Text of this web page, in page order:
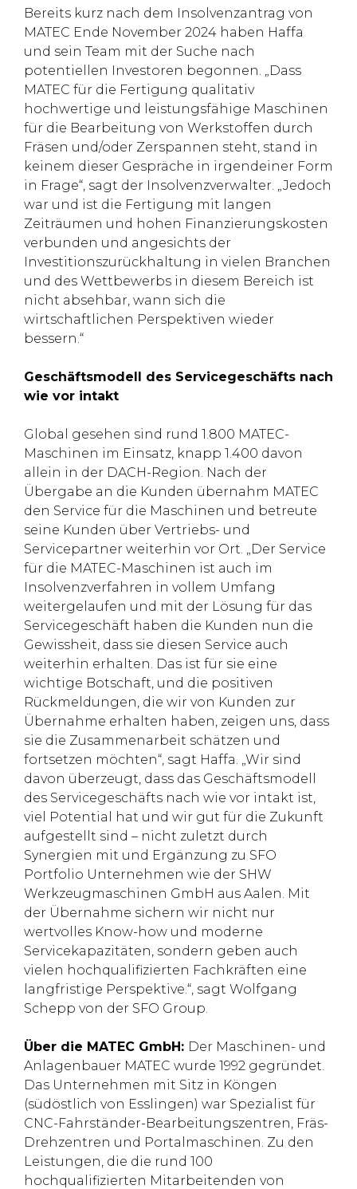
Bereits kurz nach dem Insolvenzantrag von
MATEC Ende November 2024 haben Haffa
und sein Team mit der Suche nach
potentiellen Investoren begonnen. „Dass
MATEC für die Fertigung qualitativ
hochwertige und leistungsfähige Maschinen
für die Bearbeitung von Werkstoffen durch
Fräsen und/oder Zerspannen steht, stand in
keinem dieser Gespräche in irgendeiner Form
in Frage“, sagt der Insolvenzverwalter. „Jedoch
war und ist die Fertigung mit langen
Zeiträumen und hohen Finanzierungskosten
verbunden und angesichts der
Investitionszurückhaltung in vielen Branchen
und des Wettbewerbs in diesem Bereich ist
nicht absehbar, wann sich die
wirtschaftlichen Perspektiven wieder
bessern.“
Geschäftsmodell des Servicegeschäfts nach
wie vor intakt
Global gesehen sind rund 1.800 MATEC-
Maschinen im Einsatz, knapp 1.400 davon
allein in der DACH-Region. Nach der
Übergabe an die Kunden übernahm MATEC
den Service für die Maschinen und betreute
seine Kunden über Vertriebs- und
Servicepartner weiterhin vor Ort. „Der Service
für die MATEC-Maschinen ist auch im
Insolvenzverfahren in vollem Umfang
weitergelaufen und mit der Lösung für das
Servicegeschäft haben die Kunden nun die
Gewissheit, dass sie diesen Service auch
weiterhin erhalten. Das ist für sie eine
wichtige Botschaft, und die positiven
Rückmeldungen, die wir von Kunden zur
Übernahme erhalten haben, zeigen uns, dass
sie die Zusammenarbeit schätzen und
fortsetzen möchten“, sagt Haffa. „Wir sind
davon überzeugt, dass das Geschäftsmodell
des Servicegeschäfts nach wie vor intakt ist,
viel Potential hat und wir gut für die Zukunft
aufgestellt sind – nicht zuletzt durch
Synergien mit und Ergänzung zu SFO
Portfolio Unternehmen wie der SHW
Werkzeugmaschinen GmbH aus Aalen. Mit
der Übernahme sichern wir nicht nur
wertvolles Know-how und moderne
Servicekapazitäten, sondern geben auch
vielen hochqualifizierten Fachkräften eine
langfristige Perspektive.“, sagt Wolfgang
Schepp von der SFO Group.
Über die MATEC GmbH: Der Maschinen- und
Anlagenbauer MATEC wurde 1992 gegründet.
Das Unternehmen mit Sitz in Köngen
(südöstlich von Esslingen) war Spezialist für
CNC-Fahrständer-Bearbeitungszentren, Fräs-
Drehzentren und Portalmaschinen. Zu den
Leistungen, die die rund 100
hochqualifizierten Mitarbeitenden von